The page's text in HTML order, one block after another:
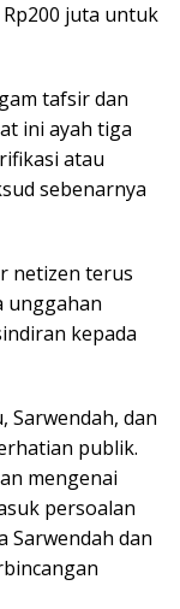
juta untuk
tafsir dan
ini ayah tiga
atau
sebenarnya
netizen terus
unggahan
kepada
Sarwendah, dan
publik.
mengenai
persoalan
Sarwendah dan